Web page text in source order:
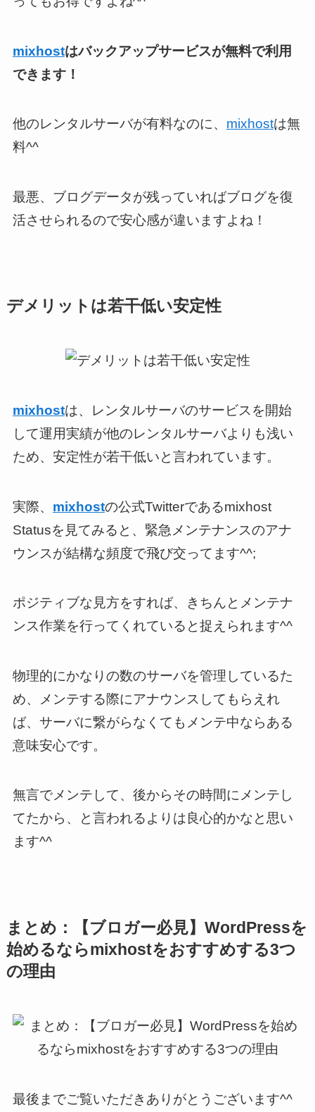
mixhostはバックアップサービスが無料で利用
できます！
他のレンタルサーバが有料なのに、 mixhostは無
料^^
最悪、ブログデータが残っていればブログを復
活させられるので安心感が違いますよね！
デメリットは若干低い安定性
mixhostは、レンタルサーバのサービスを開始
して運用実績が他のレンタルサーバよりも浅い
ため、安定性が若干低いと言われています。
実際、 mixhostの公式Twitterであるmixhost
Statusを見てみると、緊急メンテナンスのアナ
ウンスが結構な頻度で飛び交ってます^^;
ポジティブな見方をすれば、きちんとメンテナ
ンス作業を行ってくれていると捉えられます^^
物理的にかなりの数のサーバを管理しているた
め、メンテする際にアナウンスしてもらえれ
ば、サーバに繋がらなくてもメンテ中ならある
意味安心です。
無言でメンテして、後からその時間にメンテし
てたから、と言われるよりは良心的かなと思い
ます^^
まとめ：【ブロガー必見】WordPressを
始めるならmixhostをおすすめする3つ
の理由
最後までご覧いただきありがとうございます^^